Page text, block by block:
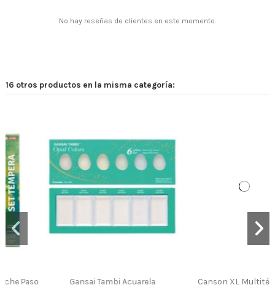
No hay reseñas de clientes en este momento.
16 otros productos en la misma categoría:
Canson XL Multitécnica Canson XL Reciclado